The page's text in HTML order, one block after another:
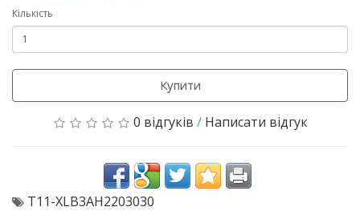
Кількість
Купити
0 відгуків / Написати відгук
T11-XLB3AH2203030